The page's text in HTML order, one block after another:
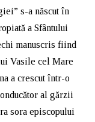
s-a născut în
a Sfântului
manuscris fiind
Vasile cel Mare
a crescut într-o
al gărzii
sora episcopului